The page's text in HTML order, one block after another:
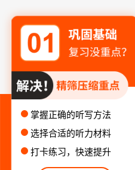
掌握正确的听写方法
选择合适的听力材料
打卡练习，快速提升